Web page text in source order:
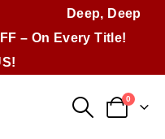
Deep, Deep
– On Every Title!
0